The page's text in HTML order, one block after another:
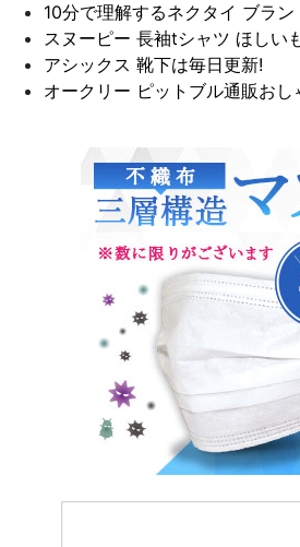
10分で理解するネクタイ ブラン
スヌーピー 長袖tシャツ ほしい
アシックス 靴下は毎日更新!
オークリー ピットブル通販おし